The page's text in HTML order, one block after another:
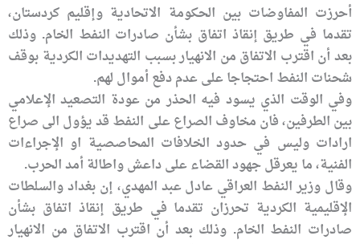
أحرزت المفاوضات بين الحكومة الاتحادية وإقليم كردستان،
تقدما في طريق إنقاذ اتفاق بشأن صادرات النفط الخام. وذلك
بعد أن اقترب الاتفاق من الانهيار بسبب التهديدات الكردية بوقف
شحنات النفط احتجاجا على عدم دفع أموال لهم.
وفي الوقت الذي يسود فيه الحذر من عودة التصعيد الإعلامي
بين الطرفين، فان مخاوف الصراع على النفط قد يؤول الى صراع
ارادات وليس في حدود الخلافات المحاصصية او الإجراءات
الفنية، ما يعرقل جهود القضاء على داعش واطالة أمد الحرب.
وقال وزير النفط العراقي عادل عبد المهدي، إن بغداد والسلطات
الإقليمية الكردية تحرزان تقدما في طريق إنقاذ اتفاق بشأن
صادرات النفط الخام. وذلك بعد أن اقترب الاتفاق من الانهيار